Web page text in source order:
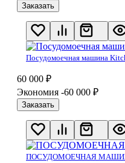
Заказать
Посудомоечная машина
60 000 ₽
Экономия -60 000 ₽
Заказать
ПОСУДОМОЕЧНАЯ